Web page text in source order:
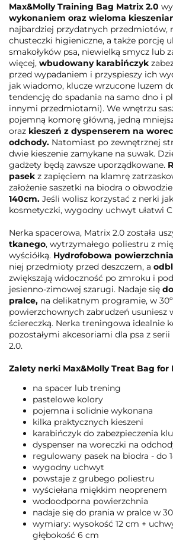
Max&Molly Training Bag Matrix 2.0
wykonaniem oraz wieloma
najbardziej przydatnych przedmiotów,
chusteczki higieniczne, a także porcję
smakołyków psa, niewielką smycz lub
więcej, wbudowany karabińczyk
przed wypadaniem i przyspieszy ich
jak wiadomo, klucze wrzucone luzem
tendencję do spadania na samo dno i
innymi przedmiotami). We wnętrzu
pojemną komorę główną, jedną
oraz kieszeń z dyspenserem na
odchody. Natomiast po zewnętrznej
dwie kieszenie zamykane na suwak.
gadżety będą zawsze uporządkowane.
pasek z zapięciem na klamrę
założenie saszetki na biodra o
140cm. Jeśli wolisz korzystać z nerki
kosmetyczki, wygodny uchwyt ułatwi
Nerka spacerowa, Matrix 2.0 została
tkanego, wytrzymałego poliestru z
wyściółką. Hydrofobowa powierzchnia
niej przedmioty przed deszczem, a
zwiększają widoczność po zmroku i
jesienno-zimowej szarugi. Nadaje się
pralce, na delikatnym programie, w
powierzchownych zabrudzeń
ściereczką. Nerka treningowa idealnie
pozostałymi akcesoriami dla psa z
2.0.
Zalety nerki Max&Molly Treat Bag for
na spacer lub trening
pastelowe kolory
pojemna i solidnie wykonana
kilka praktycznych kieszeni
karabińczyk do zabezpieczenia
dyspenser na woreczki na
regulowany pasek na biodra - do
wygodny uchwyt
powstaje z grubego poliestru
wyściełana miękkim neoprenem
wodoodporna powierzchnia
nadaje się do prania w pralce w
wymiary: wysokość 12 cm +
głębokość 6 cm